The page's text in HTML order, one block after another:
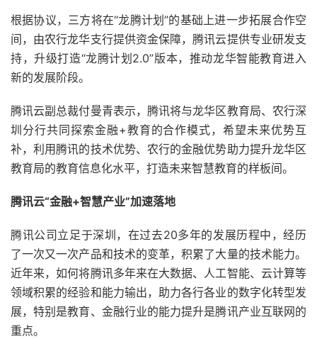
根据协议，三方将在“龙腾计划”的基础上进一步拓展合作空
间，由农行龙华支行提供资金保障，腾讯云提供专业研发支
持，升级打造“龙腾计划2.0”版本，推动龙华智能教育进入
新的发展阶段。
腾讯云副总裁付曼青表示，腾讯将与龙华区教育局、农行深
圳分行共同探索金融+教育的合作模式，希望未来优势互
补，利用腾讯的技术优势、农行的金融优势助力提升龙华区
教育局的教育信息化水平，打造未来智慧教育的样板间。
腾讯云“金融+智慧产业”加速落地
腾讯公司立足于深圳，在过去20多年的发展历程中，经历
了一次又一次产品和技术的变革，积累了大量的技术能力。
近年来，如何将腾讯多年来在大数据、人工智能、云计算等
领域积累的经验和能力输出，助力各行各业的数字化转型发
展，特别是教育、金融行业的能力提升是腾讯产业互联网的
重点。